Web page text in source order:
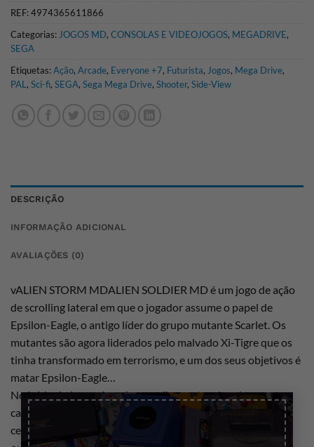
×
REF:4974365611866
Categorias:JOGOS MD, CONSOLAS E VIDEOJOGOS, MEGADRIVE,
SEGA
Etiquetas:Ação, Arcade, Everyone +7, Futurista, Jogos, Mega Drive,
PAL, Sci-fi, SEGA, Sega Mega Drive, Shooter, Side-View
DESCRIÇÃO
INFORMAÇÃO ADICIONAL
AVALIAÇÕES (0)
vALIEN STORM MDALIEN SOLDIER MD é um jogo de ação
de scrolling lateral em que o jogador assume o papel de
Epsilon-Eagle, o antigo líder do grupo mutante Scarlet. Os
mutantes são agora liderados pelo malvado Xi-Tigre que os
tinha transformado em terrorismo, e um dos seus objetivos é
matar Epsilon-Eagle…
No início do jogo o jogador escolhe quatro de seis armas –
cada uma com vantagens ou desvantagens especiais contra
certos inimigos. Como Epsilon-Eagle mutante também tem